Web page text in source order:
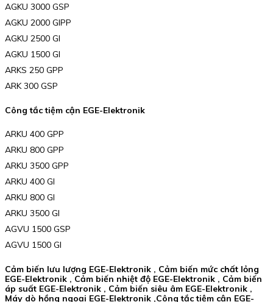
AGKU 3000 GSP
AGKU 2000 GIPP
AGKU 2500 GI
AGKU 1500 GI
ARKS 250 GPP
ARK 300 GSP
Công tắc tiệm cận EGE-Elektronik
ARKU 400 GPP
ARKU 800 GPP
ARKU 3500 GPP
ARKU 400 GI
ARKU 800 GI
ARKU 3500 GI
AGVU 1500 GSP
AGVU 1500 GI
Cảm biến lưu lượng EGE-Elektronik , Cảm biến mức chất lỏng
EGE-Elektronik , Cảm biến nhiệt độ EGE-Elektronik , Cảm biến
áp suất EGE-Elektronik , Cảm biến siêu âm EGE-Elektronik ,
Máy dò hồng ngoại EGE-Elektronik ,Công tắc tiệm cận EGE-